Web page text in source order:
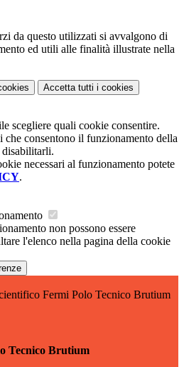
da questo utilizzati si avvalgono di
ed utili alle finalità illustrate nella
Accetta tutti i cookies
scegliere quali cookie consentire.
che consentono il funzionamento della
disabilitarli.
necessari al funzionamento potete
.
non possono essere
l'elenco nella pagina della cookie
Fermi Polo Tecnico Brutium
Tecnico Brutium